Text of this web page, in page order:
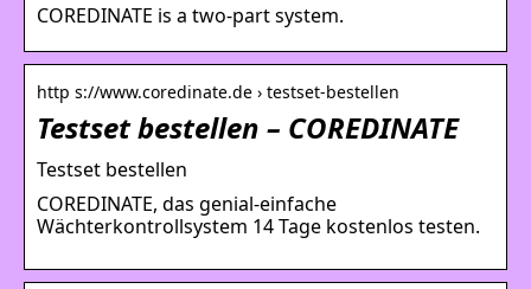
COREDINATE is a two-part system.
http s://www.coredinate.de › testset-bestellen
Testset bestellen – COREDINATE
Testset bestellen
COREDINATE, das genial-einfache
Wächterkontrollsystem 14 Tage kostenlos testen.